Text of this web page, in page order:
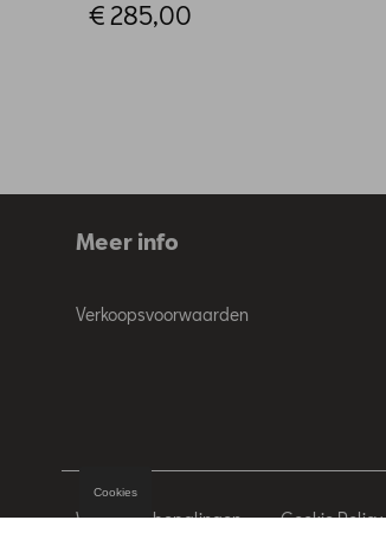
€ 285,00
Meer info
Verkoopsvoorwaarden
Wettelijke bepalingen Cookie Policy
Cookies